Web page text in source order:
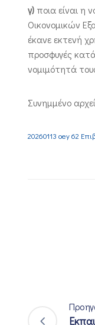
γ) ποια είναι η
Οικονομικών
έκανε εκτενή
προσφυγές
νομιμότητά
Συνημμένο
20260113 oey 62